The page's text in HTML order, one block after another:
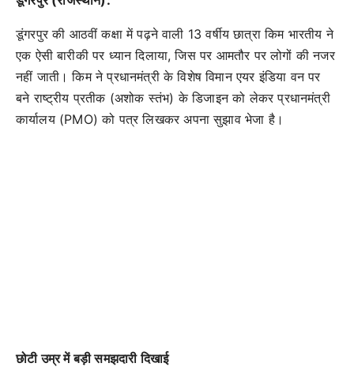
डूंगरपुर की आठवीं कक्षा में पढ़ने वाली 13 वर्षीय छात्रा किम भारतीय ने
एक ऐसी बारीकी पर ध्यान दिलाया, जिस पर आमतौर पर लोगों की नजर
नहीं जाती। किम ने प्रधानमंत्री के विशेष विमान एयर इंडिया वन पर
बने राष्ट्रीय प्रतीक (अशोक स्तंभ) के डिजाइन को लेकर प्रधानमंत्री
कार्यालय (PMO) को पत्र लिखकर अपना सुझाव भेजा है।
छोटी उम्र में बड़ी समझदारी दिखाई